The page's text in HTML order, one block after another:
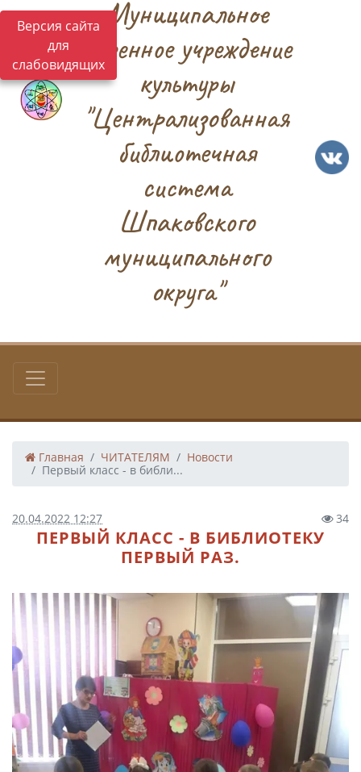
Версия сайта
для
слабовидящих
Муниципальное
казенное учреждение
культуры
"Централизованная
библиотечная
система
Шпаковского
муниципального
округа"
Главная ЧИТАТЕЛЯМ
Новости
Первый класс - в библи...
20.04.2022 12:27 34
ПЕРВЫЙ КЛАСС - В БИБЛИОТЕКУ
ПЕРВЫЙ РАЗ.